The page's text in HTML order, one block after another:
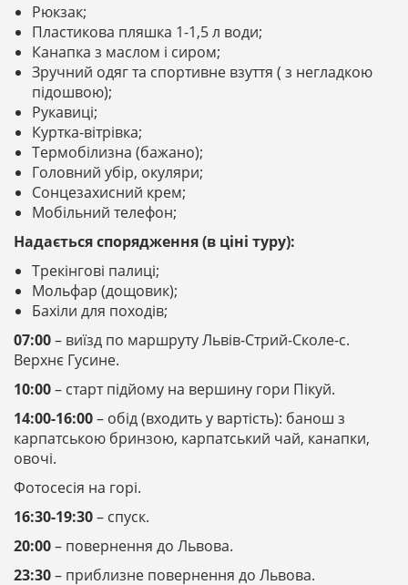
Рюкзак;
Пластикова пляшка 1-1,5 л води;
Канапка з маслом і сиром;
Зручний одяг та спортивне взуття ( з негладкою
підошвою);
Рукавиці;
Куртка-вітрівка;
Термобілизна (бажано);
Головний убір, окуляри;
Сонцезахисний крем;
Мобільний телефон;
Надається спорядження (в ціні туру):
Трекінгові палиці;
Мольфар (дощовик);
Бахіли для походів;
07:00– виїзд по маршруту Львів-Стрий-Сколе-с.
Верхнє Гусине.
10:00– старт підйому на вершину гори Пікуй.
14:00-16:00– обід (входить у вартість): банош з
карпатською бринзою, карпатський чай, канапки,
овочі.
Фотосесія на горі.
16:30-19:30– спуск.
20:00– повернення до Львова.
23:30– приблизне повернення до Львова.